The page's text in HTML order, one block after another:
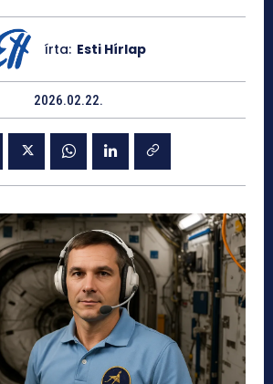
írta: Esti Hírlap
2026.02.22.